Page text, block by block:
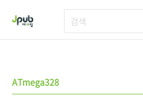
ATmega328